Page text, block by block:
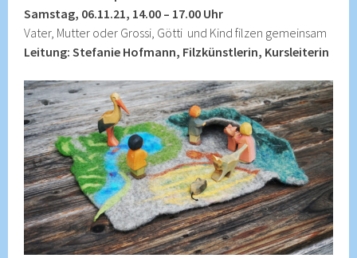
Samstag, 06.11.21, 14.00 – 17.00 Uhr
Vater, Mutter oder Grossi, Götti und Kind filzen gemeinsam
Leitung: Stefanie Hofmann, Filzkünstlerin, Kursleiterin